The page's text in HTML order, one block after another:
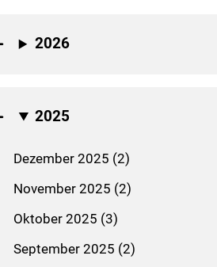
2026
2025
Dezember 2025 (2)
November 2025 (2)
Oktober 2025 (3)
September 2025 (2)